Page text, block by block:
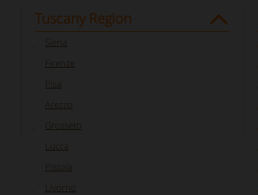
Tuscany Region
Siena
Firenze
Pisa
Arezzo
Grosseto
Lucca
Pistoia
Livorno